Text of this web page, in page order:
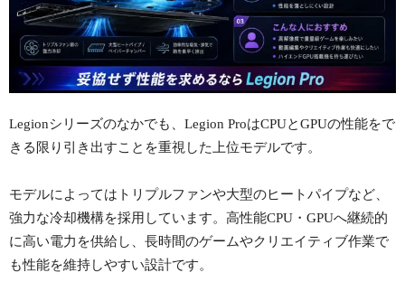
Legionシリーズのなかでも、Legion ProはCPUとGPUの性能をで
きる限り引き出すことを重視した上位モデルです。
モデルによってはトリプルファンや大型のヒートパイプなど、
強力な冷却機構を採用しています。高性能CPU・GPUへ継続的
に高い電力を供給し、長時間のゲームやクリエイティブ作業で
も性能を維持しやすい設計です。